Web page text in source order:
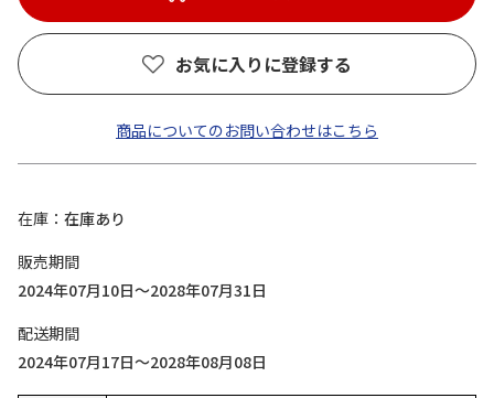
お気に入りに登録する
商品についてのお問い合わせはこちら
在庫
在庫あり
販売期間
2024年07月10日～2028年07月31日
配送期間
2024年07月17日～2028年08月08日